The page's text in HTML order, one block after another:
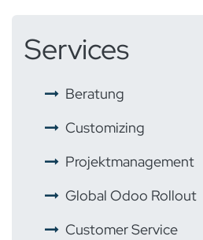
Services
Beratung
Customizing
Projektmanagement
Global Odoo Rollout
Customer Service